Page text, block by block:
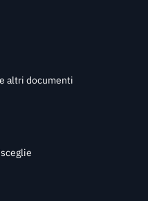
altri documenti